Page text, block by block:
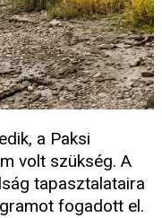
a Paksi
volt szükség. A
tapasztalataira
fogadott el.